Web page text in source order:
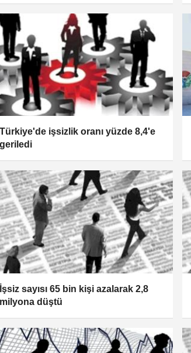
Türkiye'de işsizlik oranı yüzde 8,4'e
geriledi
İşsiz sayısı 65 bin kişi azalarak 2,8
milyona düştü